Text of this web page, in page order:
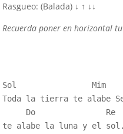
Rasgueo: (Balada) ↓ ↑ ↓↓
Recuerda poner en horizontal
Sol                Mim
Toda la tierra te alabe
     Do               Re
te alabe la luna y el sol.